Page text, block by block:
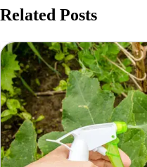
Related Posts